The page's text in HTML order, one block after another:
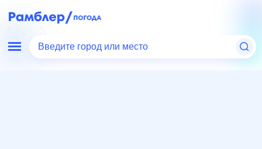
Введите город или место